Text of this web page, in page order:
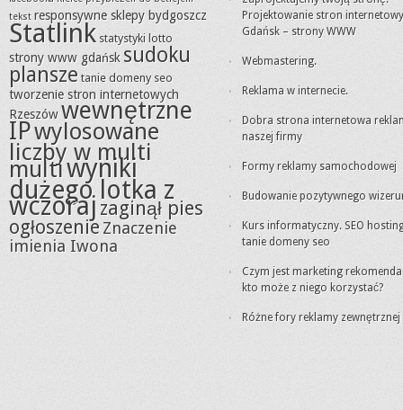
tekst responsywne sklepy bydgoszcz
Statlink statystyki lotto
strony www gdańsk sudoku
plansze tanie domeny seo
tworzenie stron internetowych
Rzeszówwewnętrzne
IPwylosowane
liczby w multi
multiwyniki
dużego lotka z
wczoraj zaginął pies
ogłoszenieZnaczenie
imienia Iwona
Projektowanie stron
Gdańsk – strony WWW
Webmastering.
Reklama w internecie.
Dobra strona internetowa
naszej firmy
Formy reklamy samochodowej
Budowanie pozytywnego
Kurs informatyczny. SEO
tanie domeny seo
Czym jest marketing
kto może z niego korzystać?
Różne fory reklamy zewnętrznej